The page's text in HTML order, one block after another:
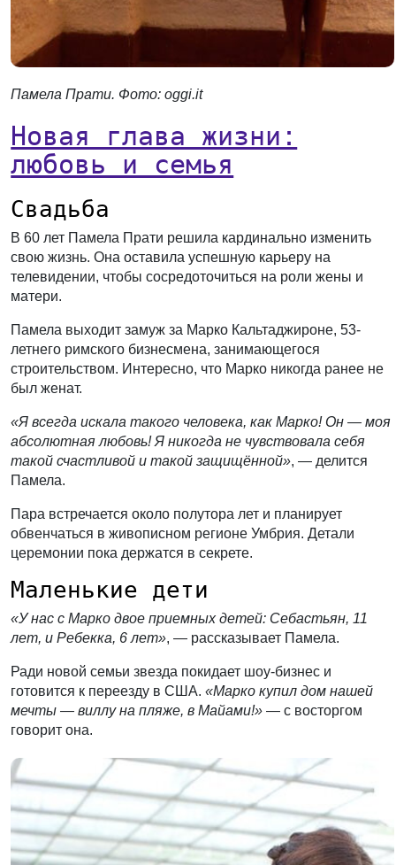
Памела Прати. Фото: oggi.it
Новая глава жизни:
любовь и семья
Свадьба
В 60 лет Памела Прати решила кардинально изменить
свою жизнь. Она оставила успешную карьеру на
телевидении, чтобы сосредоточиться на роли жены и
матери.
Памела выходит замуж за Марко Кальтаджироне, 53-
летнего римского бизнесмена, занимающегося
строительством. Интересно, что Марко никогда ранее не
был женат.
«Я всегда искала такого человека, как Марко! Он — моя
абсолютная любовь! Я никогда не чувствовала себя
такой счастливой и такой защищённой», — делится
Памела.
Пара встречается около полутора лет и планирует
обвенчаться в живописном регионе Умбрия. Детали
церемонии пока держатся в секрете.
Маленькие дети
«У нас с Марко двое приемных детей: Себастьян, 11
лет, и Ребекка, 6 лет», — рассказывает Памела.
Ради новой семьи звезда покидает шоу-бизнес и
готовится к переезду в США.«Марко купил дом нашей
мечты — виллу на пляже, в Майами!» — с восторгом
говорит она.